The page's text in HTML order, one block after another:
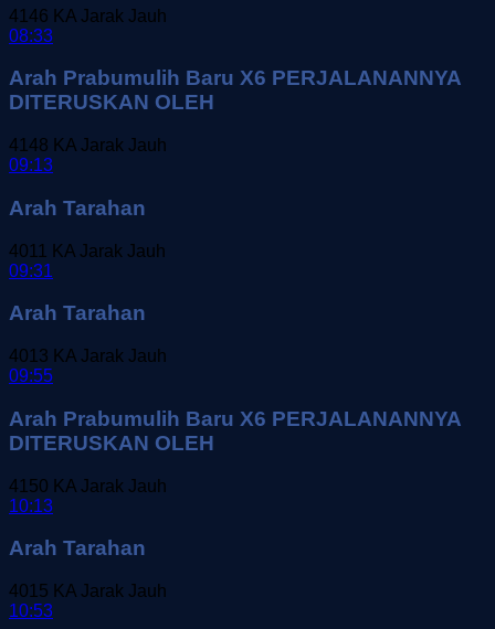
4146 KA Jarak Jauh
08:33
Arah Prabumulih Baru X6 PERJALANANNYA
DITERUSKAN OLEH
4148 KA Jarak Jauh
09:13
Arah Tarahan
4011
KA Jarak Jauh
09:31
Arah Tarahan
4013 KA Jarak Jauh
09:55
Arah Prabumulih Baru X6 PERJALANANNYA
DITERUSKAN OLEH
4150 KA Jarak Jauh
10:13
Arah Tarahan
4015 KA Jarak Jauh
10:53